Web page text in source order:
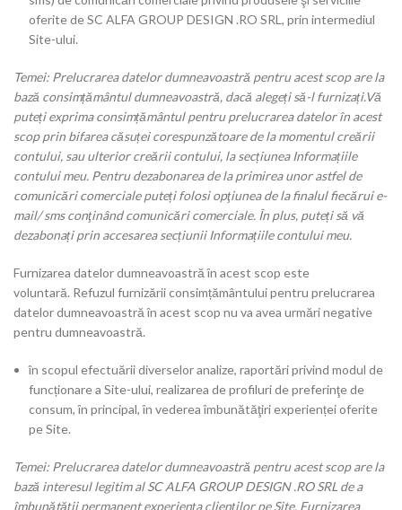
oferite de SC ALFA GROUP DESIGN .RO SRL, prin intermediul
Site-ului.
Temei: Prelucrarea datelor dumneavoastră pentru acest scop are la
bază consimțământul dumneavoastră, dacă alegeți să-l furnizați.​Vă
puteți exprima consimțământul pentru prelucrarea datelor în acest
scop prin bifarea căsuței corespunzătoare de la momentul creării
contului, sau ulterior creării contului, la secțiunea Informațiile
contului meu. Pentru dezabonarea de la primirea unor astfel de
comunicări comerciale puteți folosi opţiunea de la finalul fiecărui e-
mail/ sms conţinând comunicări comerciale. În plus, puteți să vă
dezabonați prin accesarea secțiunii Informațiile contului meu.
Furnizarea datelor dumneavoastră în acest scop este
voluntară. Refuzul furnizării consimțământului pentru prelucrarea
datelor dumneavoastră în acest scop nu va avea urmări negative
pentru dumneavoastră.
în scopul efectuării diverselor analize, raportări privind modul de
funcționare a Site-ului, realizarea de profiluri de preferinţe de
consum, în principal, în vederea îmbunătăţiri experienței oferite
pe Site.
Temei: Prelucrarea datelor dumneavoastră pentru acest scop are la
bază interesul legitim al SC ALFA GROUP DESIGN .RO SRL de a
îmbunătății permanent experiența clienților pe Site. Furnizarea